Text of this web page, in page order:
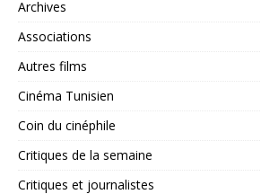
Archives
Associations
Autres films
Cinéma Tunisien
Coin du cinéphile
Critiques de la semaine
Critiques et journalistes